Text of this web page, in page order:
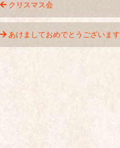
クリスマス会
あけましておめでとうございます